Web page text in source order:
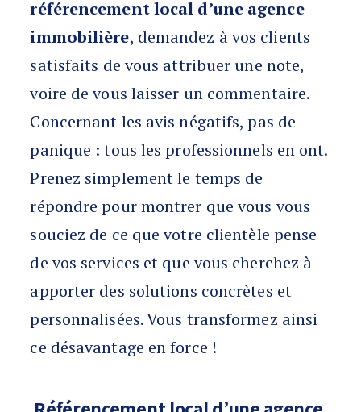
référencement local d’une agence
immobilière, demandez à vos clients
satisfaits de vous attribuer une note,
voire de vous laisser un commentaire.
Concernant les avis négatifs, pas de
panique : tous les professionnels en ont.
Prenez simplement le temps de
répondre pour montrer que vous vous
souciez de ce que votre clientèle pense
de vos services et que vous cherchez à
apporter des solutions concrètes et
personnalisées. Vous transformez ainsi
ce désavantage en force !